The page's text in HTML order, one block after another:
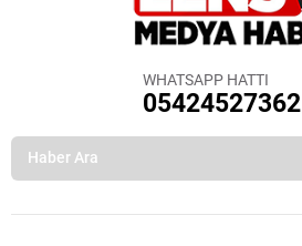
WHATSAPP HATTI
05424527362